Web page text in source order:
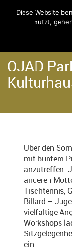
Der Verein
OJAD
Über den
mit buntem
anzutreffen.
anderen
Tischtennis,
Billard –
vielfältige
Workshops
ein.
Diese Website
nutzt,